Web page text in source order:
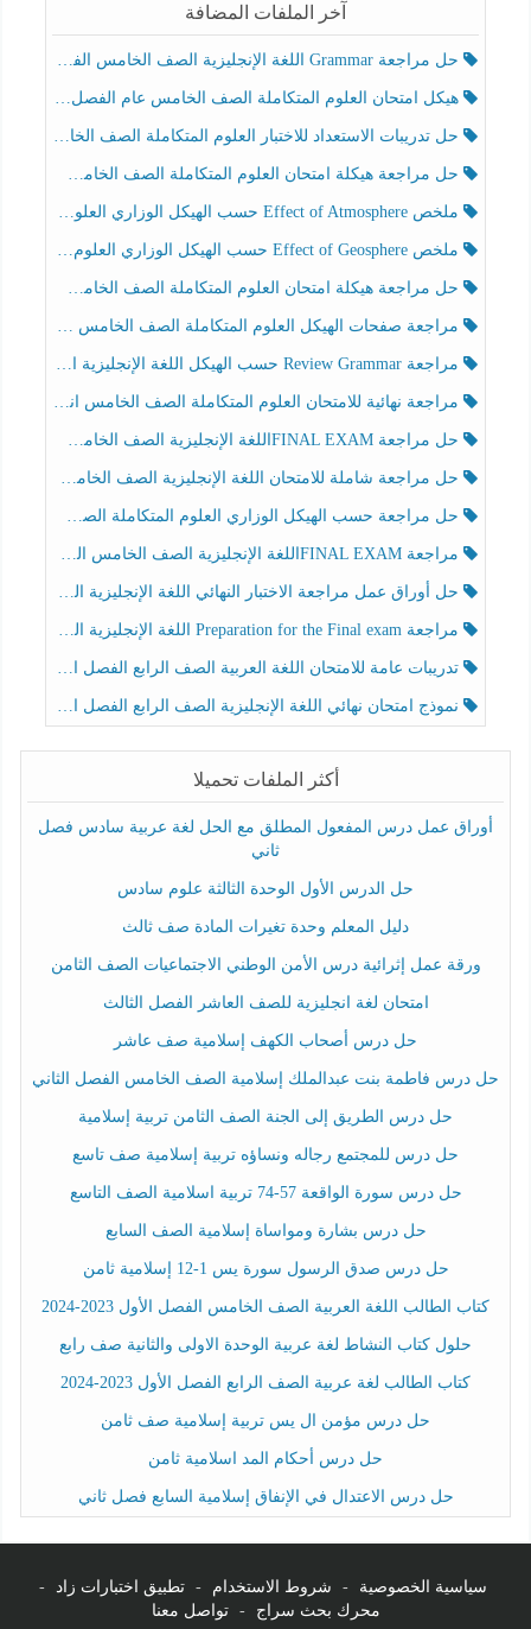
آخر الملفات المضافة
حل مراجعة Grammar اللغة الإنجليزية الصف الخامس الفصل الثالث
هيكل امتحان العلوم المتكاملة الصف الخامس عام الفصل الدراسي الثالث 2025-2026
حل تدريبات الاستعداد للاختبار العلوم المتكاملة الصف الخامس عام الفصل الثالث
حل مراجعة هيكلة امتحان العلوم المتكاملة الصف الخامس انسبير الفصل الثالث
ملخص Effect of Atmosphere حسب الهيكل الوزاري العلوم المتكاملة الصف الخامس انسبير الفصل الثالث
ملخص Effect of Geosphere حسب الهيكل الوزاري العلوم المتكاملة الصف الخامس انسبير الفصل الثالث
حل مراجعة هيكلة امتحان العلوم المتكاملة الصف الخامس عام الفصل الثالث
مراجعة صفحات الهيكل العلوم المتكاملة الصف الخامس انسبير الفصل الثالث
مراجعة Review Grammar حسب الهيكل اللغة الإنجليزية الصف الخامس الفصل الثالث
مراجعة نهائية للامتحان العلوم المتكاملة الصف الخامس انسبير الفصل الثالث
حل مراجعة FINAL EXAMاللغة الإنجليزية الصف الخامس الفصل الثالث
حل مراجعة شاملة للامتحان اللغة الإنجليزية الصف الخامس الفصل الثالث
حل مراجعة حسب الهيكل الوزاري العلوم المتكاملة الصف الخامس عام الفصل الثالث
مراجعة FINAL EXAMاللغة الإنجليزية الصف الخامس الفصل الثالث
حل أوراق عمل مراجعة الاختبار النهائي اللغة الإنجليزية الصف الرابع الفصل الثالث
مراجعة Preparation for the Final exam اللغة الإنجليزية الصف الرابع الفصل الثالث
تدريبات عامة للامتحان اللغة العربية الصف الرابع الفصل الثالث
نموذج امتحان نهائي اللغة الإنجليزية الصف الرابع الفصل الثالث
أكثر الملفات تحميلا
أوراق عمل درس المفعول المطلق مع الحل لغة عربية سادس فصل
ثاني
حل الدرس الأول الوحدة الثالثة علوم سادس
دليل المعلم وحدة تغيرات المادة صف ثالث
ورقة عمل إثرائية درس الأمن الوطني الاجتماعيات الصف الثامن
امتحان لغة انجليزية للصف العاشر الفصل الثالث
حل درس أصحاب الكهف إسلامية صف عاشر
حل درس فاطمة بنت عبدالملك إسلامية الصف الخامس الفصل الثاني
حل درس الطريق إلى الجنة الصف الثامن تربية إسلامية
حل درس للمجتمع رجاله ونساؤه تربية إسلامية صف تاسع
حل درس سورة الواقعة 57-74 تربية اسلامية الصف التاسع
حل درس بشارة ومواساة إسلامية الصف السابع
حل درس صدق الرسول سورة يس 1-12 إسلامية ثامن
كتاب الطالب اللغة العربية الصف الخامس الفصل الأول 2023-2024
حلول كتاب النشاط لغة عربية الوحدة الاولى والثانية صف رابع
كتاب الطالب لغة عربية الصف الرابع الفصل الأول 2023-2024
حل درس مؤمن ال يس تربية إسلامية صف ثامن
حل درس أحكام المد اسلامية ثامن
حل درس الاعتدال في الإنفاق إسلامية السابع فصل ثاني
سياسية الخصوصية - شروط الاستخدام - تطبيق اختبارات زاد
-
محرك بحث سراج
- تواصل معنا